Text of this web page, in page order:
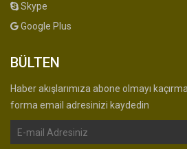
Skype
Google Plus
BÜLTEN
Haber akışlarımıza abone olmayı
forma email adresinizi kaydedin